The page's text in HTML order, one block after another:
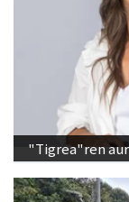
"Tigrea"ren